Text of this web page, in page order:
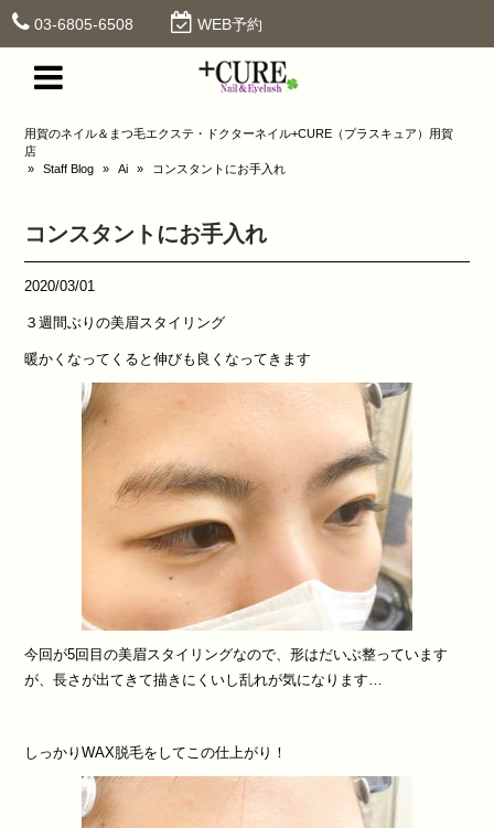
03-6805-6508 WEB予約
用賀のネイル＆まつ毛エクステ・ドクターネイル+CURE（プラスキュア）用賀
店
»
Staff Blog » Ai » コンスタントにお手入れ
コンスタントにお手入れ
2020/03/01
３週間ぶりの美眉スタイリング
暖かくなってくると伸びも良くなってきます
今回が5回目の美眉スタイリングなので、形はだいぶ整っています
が、長さが出てきて描きにくいし乱れが気になります…
しっかりWAX脱毛をしてこの仕上がり！